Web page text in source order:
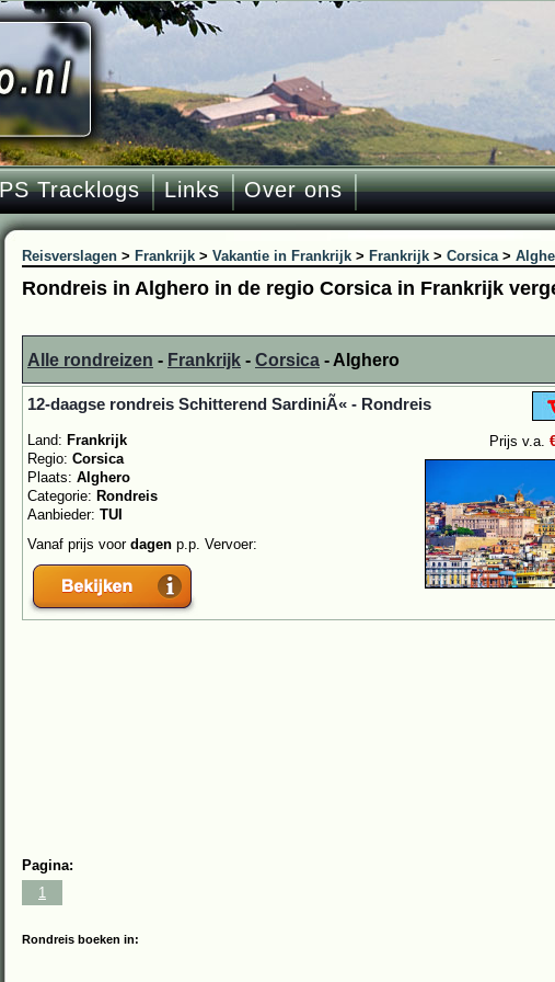
Tracklogs Links Over ons
Reisverslagen > Frankrijk > Vakantie in Frankrijk > Frankrijk > Corsica>
Rondreis in Alghero in de regio Corsica in Frankrijk
Alle rondreizen - Frankrijk - Corsica - Alghero
12-daagse rondreis Schitterend SardiniÃ« - Rondreis
Prijs v.a.
Land: Frankrijk
Regio: Corsica
Plaats: Alghero
Categorie: Rondreis
Aanbieder: TUI
Vanaf prijs voor dagen p.p. Vervoer:
Pagina:
1
Rondreis boeken in: